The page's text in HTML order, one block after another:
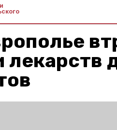
лекарств